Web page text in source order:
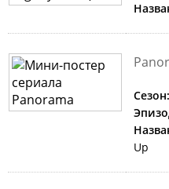
Сезон:
Up